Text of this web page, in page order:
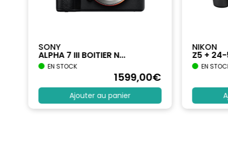
SONY
ALPHA 7 III BOITIER N...
EN STOCK
1599,00€
Ajouter au panier
NIKON
Z5 +
EN